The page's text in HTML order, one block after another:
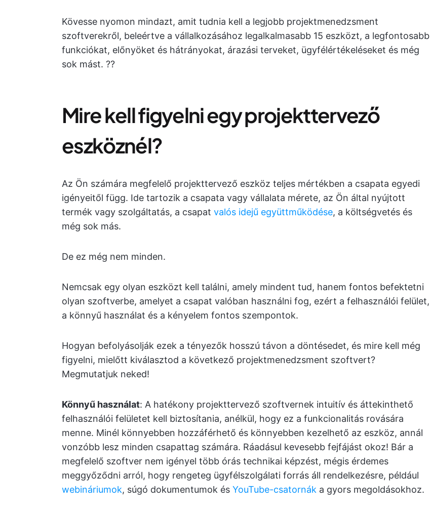
Kövesse nyomon mindazt, amit tudnia kell a legjobb projektmenedzsment
szoftverekről, beleértve a vállalkozásához legalkalmasabb 15 eszközt, a legfontosabb
funkciókat, előnyöket és hátrányokat, árazási terveket, ügyfélértékeléseket és még
sok mást. ??
Mire kell figyelni egy projekttervező
eszköznél?
Az Ön számára megfelelő projekttervező eszköz teljes mértékben a csapata egyedi
igényeitől függ. Ide tartozik a csapata vagy vállalata mérete, az Ön által nyújtott
termék vagy szolgáltatás, a csapat valós idejű együttműködése, a költségvetés és
még sok más.
De ez még nem minden.
Nemcsak egy olyan eszközt kell találni, amely mindent tud, hanem fontos befektetni
olyan szoftverbe, amelyet a csapat valóban használni fog, ezért a felhasználói felület,
a könnyű használat és a kényelem fontos szempontok.
Hogyan befolyásolják ezek a tényezők hosszú távon a döntésedet, és mire kell még
figyelni, mielőtt kiválasztod a következő projektmenedzsment szoftvert?
Megmutatjuk neked!
Könnyű használat: A hatékony projekttervező szoftvernek intuitív és áttekinthető
felhasználói felületet kell biztosítania, anélkül, hogy ez a funkcionalitás rovására
menne. Minél könnyebben hozzáférhető és könnyebben kezelhető az eszköz, annál
vonzóbb lesz minden csapattag számára. Ráadásul kevesebb fejfájást okoz! Bár a
megfelelő szoftver nem igényel több órás technikai képzést, mégis érdemes
meggyőződni arról, hogy rengeteg ügyfélszolgálati forrás áll rendelkezésre, például
webináriumok, súgó dokumentumok és YouTube-csatornák a gyors megoldásokhoz.